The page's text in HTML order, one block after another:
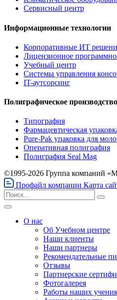
Сервисный центр
Информационные технологии
Корпоративные ИТ
Лицензионное
Учебный центр
Системы управления
IT-аутсорсинг
Полиграфическое производство
Типография
Фармацевтическая
Pure-Pak упаковка для
Оперативная полиграфия
Полиграфия Seal Mag
©1995-2026 Группа компаний
Профайл компании Карта
О нас
Об Учебном центре
Наши клиенты
Наши партнеры
Рекомендательные
Отзывы
Партнерские
Фотогалерея
Работы наших